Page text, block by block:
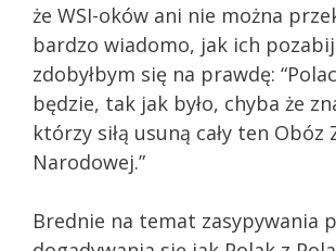
że WSI-oków ani nie można
bardzo wiadomo, jak ich
zdobyłbym się na prawdę:
będzie, tak jak było, chyba że
którzy siłą usuną cały ten Obóz
Narodowej.”
Brednie na temat zasypywania